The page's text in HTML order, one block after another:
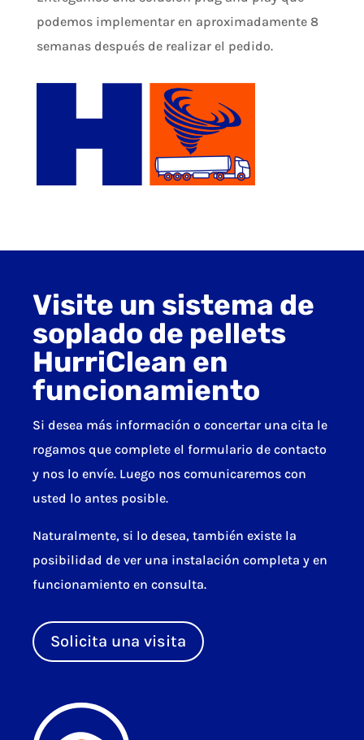
podemos implementar en aproximadamente 8
semanas después de realizar el pedido.
Visite un sistema de
soplado de pellets
HurriClean en
funcionamiento
Si desea más información o concertar una cita le
rogamos que complete el formulario de contacto
y nos lo envíe. Luego nos comunicaremos con
usted lo antes posible.
Naturalmente, si lo desea, también existe la
posibilidad de ver una instalación completa y en
funcionamiento en consulta.
Solicita una visita